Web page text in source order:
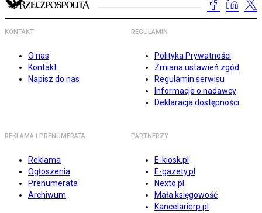
KONTAKT
O nas
Kontakt
Napisz do nas
REGULAMIN
Polityka Prywatności
Zmiana ustawień zgód
Regulamin serwisu
Informacje o nadawcy
Deklaracja dostępności
REKLAMA I PRENUMERATA
Reklama
Ogłoszenia
Prenumerata
Archiwum
PARTNERZY
E-kiosk.pl
E-gazety.pl
Nexto.pl
Mała księgowość
Kancelarierp.pl